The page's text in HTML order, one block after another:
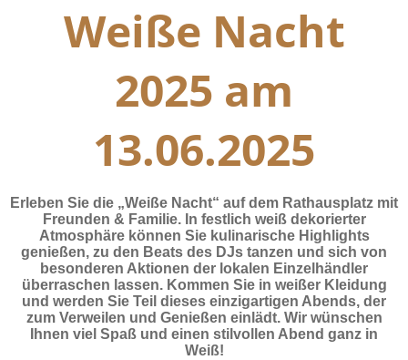
Weiße Nacht
2025 am
13.06.2025
Erleben Sie die „Weiße Nacht“ auf dem Rathausplatz mit
Freunden & Familie. In festlich weiß dekorierter
Atmosphäre können Sie kulinarische Highlights
genießen, zu den Beats des DJs tanzen und sich von
besonderen Aktionen der lokalen Einzelhändler
überraschen lassen. Kommen Sie in weißer Kleidung
und werden Sie Teil dieses einzigartigen Abends, der
zum Verweilen und Genießen einlädt. Wir wünschen
Ihnen viel Spaß und einen stilvollen Abend ganz in
Weiß!